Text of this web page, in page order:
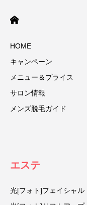
HOME
キャンペーン
メニュー＆プライス
サロン情報
メンズ脱毛ガイド
エステ
光[フォト]フェイシャル